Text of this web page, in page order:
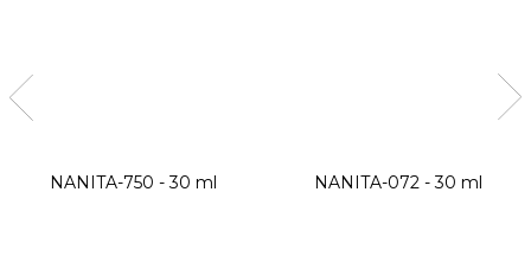
NANITA-750 - 30 ml NANITA-072 - 30 ml